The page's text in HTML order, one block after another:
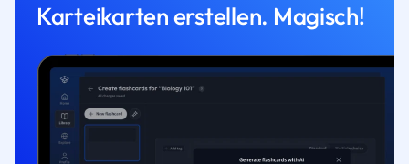
Karteikarten erstellen. Magisch!